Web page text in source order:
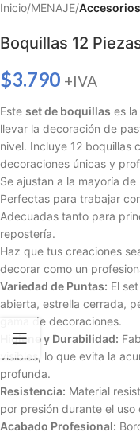
Inicio MENAJE
Boquillas 12
$3.790 +IVA
Este set de boquillas es
llevar la decoración de
nivel. Incluye 12 boquillas
decoraciones únicas y
Se ajustan a la mayoría
Perfectas para trabajar
Adecuadas tanto para
repostería.
Haz que tus creaciones
decorar como un
Variedad de Puntas: El
abierta, estrella cerrada,
gama de decoraciones.
Higiene y Durabilidad:
visibles, lo que evita la
profunda.
Resistencia: Material
por presión durante el uso
Acabado Profesional: